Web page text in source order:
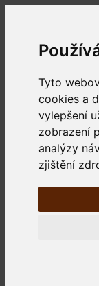
Tyto
cookies a
vylepšení
zobrazení
analýzy
zjištění